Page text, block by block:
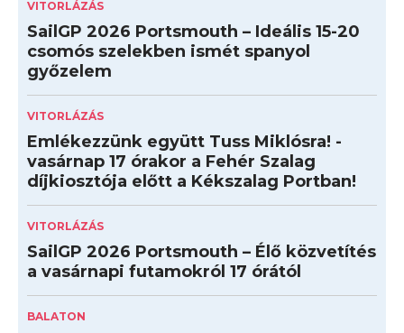
VITORLÁZÁS
SailGP 2026 Portsmouth – Ideális 15-20
csomós szelekben ismét spanyol
győzelem
VITORLÁZÁS
Emlékezzünk együtt Tuss Miklósra! -
vasárnap 17 órakor a Fehér Szalag
díjkiosztója előtt a Kékszalag Portban!
VITORLÁZÁS
SailGP 2026 Portsmouth – Élő közvetítés
a vasárnapi futamokról 17 órától
BALATON